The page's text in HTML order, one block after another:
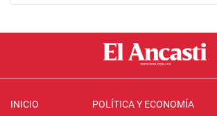
INICIO POLÍTICA Y ECONOMÍA